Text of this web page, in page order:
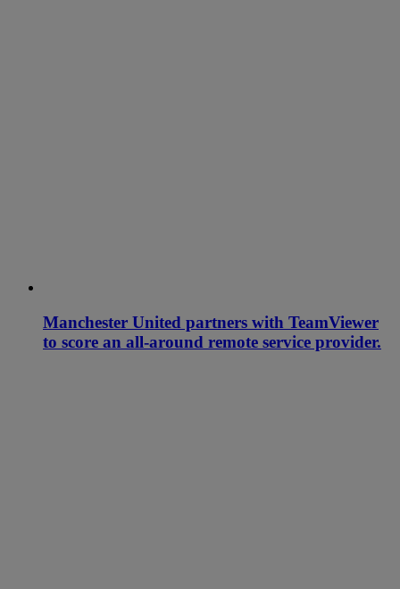
Manchester United partners with TeamViewer
to score an all-around remote service provider.